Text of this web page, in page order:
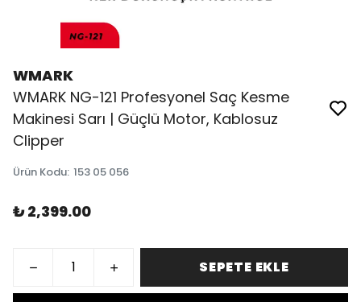
WMARK
WMARK NG-121 Profesyonel Saç Kesme
Makinesi Sarı | Güçlü Motor, Kablosuz
Clipper
Ürün Kodu: 153 05 056
₺ 2,399.00
SEPETE EKLE